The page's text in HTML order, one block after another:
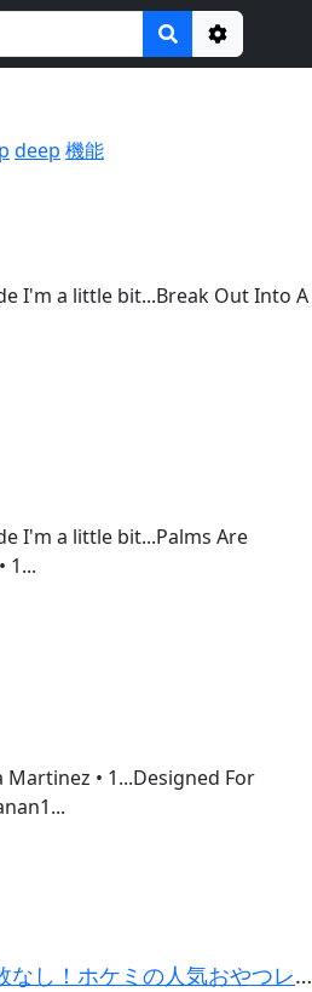
Options
deep 機能
I'm a little bit...Break Out Into A
I'm a little bit...Palms Are
1...
Martinez • 1...Designed For
【ホットケーキミックスを混ぜて焼くだけ】初心者でも失敗なし！ホケミの人気おやつレシピ5選・作り...